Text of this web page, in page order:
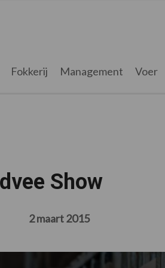
Fokkerij Management Voer
Show
2 maart 2015